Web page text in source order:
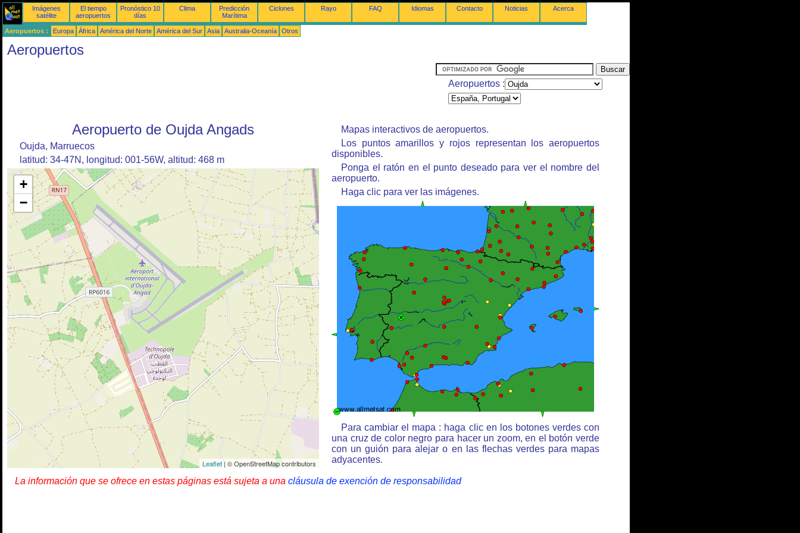
Imágenes
satélite
El tiempo
aeropuertos
Pronóstico 10
días
Clima
Predicción
Marítima
Ciclones Rayo FAQ Idiomas Contacto Noticias Acerca
Aeropuertos : Europa África América del Norte América del Sur Asia Australia-Oceanía Otros
Aeropuertos
Aeropuertos :
Aeropuerto de Oujda Angads
Oujda, Marruecos
latitud: 34-47N, longitud: 001-56W, altitud: 468 m
+
−
Leaflet| © OpenStreetMap contributors
Mapas interactivos de aeropuertos.
Los puntos amarillos y rojos representan los aeropuertos
disponibles.
Ponga el ratón en el punto deseado para ver el nombre del
aeropuerto.
Haga clic para ver las imágenes.
Para cambiar el mapa : haga clic en los botones verdes con
una cruz de color negro para hacer un zoom, en el botón verde
con un guión para alejar o en las flechas verdes para mapas
adyacentes.
La información que se ofrece en estas páginas está sujeta a una cláusula de exención de responsabilidad